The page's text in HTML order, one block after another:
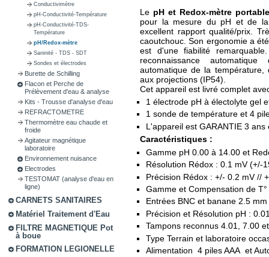
Conductivimètre
pH-Conductivité-Température
pH-Conductivité-TDS-
Température
pH/Redox-mètre
Saninité - TDS - SDT
Sondes et électrodes
Burette de Schilling
Flacon et Perche de
Prélèvement d'eau & analyse
Kits - Trousse d'analyse d'eau
REFRACTOMETRE
Thermomètre eau chaude et
froide
Agitateur magnétique
laboratoire
Environnement nuisance
Electrodes
TESTOMAT (analyse d'eau en
ligne)
CARNETS SANITAIRES
Matériel Traitement d'Eau
FILTRE MAGNETIQUE Pot
à boue
FORMATION LEGIONELLE
Le pH et Redox-mètre
pour la mesure du pH et de
excellent rapport qualité/prix.
caoutchouc. Son ergonomie a
est d'une fiabilité
reconnaissance
automatique de la
aux projections (IP54).
Cet appareil est livré complet
1 électrode pH à électolyte gel
1 sonde de température et 4
L'appareil est GARANTIE 3
Caractéristiques :
Gamme pH 0.00 à 14.00 et
Résolution Rédox : 0.1 mV (+/-
Précision Rédox : +/- 0.2 mV //
Gamme et Compensation de
Entrées BNC et banane 2.5 mm
Précision et Résolution pH :
Tampons reconnus 4.01, 7.00
Type Terrain et laboratoire
Alimentation 4 piles AAA et